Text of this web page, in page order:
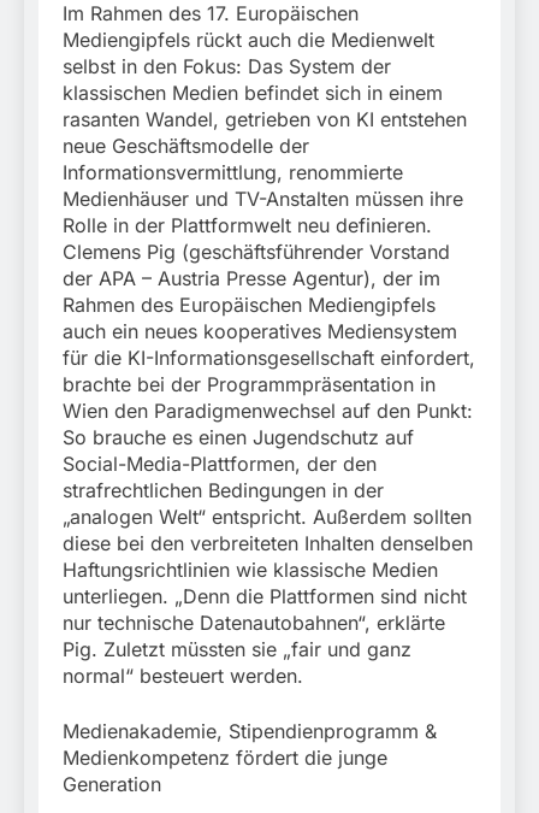
Im Rahmen des 17. Europäischen
Mediengipfels rückt auch die Medienwelt
selbst in den Fokus: Das System der
klassischen Medien befindet sich in einem
rasanten Wandel, getrieben von KI entstehen
neue Geschäftsmodelle der
Informationsvermittlung, renommierte
Medienhäuser und TV-Anstalten müssen ihre
Rolle in der Plattformwelt neu definieren.
Clemens Pig (geschäftsführender Vorstand
der APA – Austria Presse Agentur), der im
Rahmen des Europäischen Mediengipfels
auch ein neues kooperatives Mediensystem
für die KI-Informationsgesellschaft einfordert,
brachte bei der Programmpräsentation in
Wien den Paradigmenwechsel auf den Punkt:
So brauche es einen Jugendschutz auf
Social-Media-Plattformen, der den
strafrechtlichen Bedingungen in der
„analogen Welt“ entspricht. Außerdem sollten
diese bei den verbreiteten Inhalten denselben
Haftungsrichtlinien wie klassische Medien
unterliegen. „Denn die Plattformen sind nicht
nur technische Datenautobahnen“, erklärte
Pig. Zuletzt müssten sie „fair und ganz
normal“ besteuert werden.
Medienakademie, Stipendienprogramm &
Medienkompetenz fördert die junge
Generation